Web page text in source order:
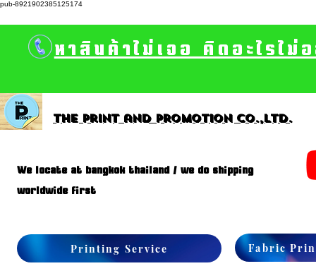
pub-8921902385125174
หาสินค้าไม่เจอ คิดอะไรไ
The print and promotion CO.,Ltd.
We locate at bangkok thailand / we do shipping
worldwide first
Printing Service Fabric